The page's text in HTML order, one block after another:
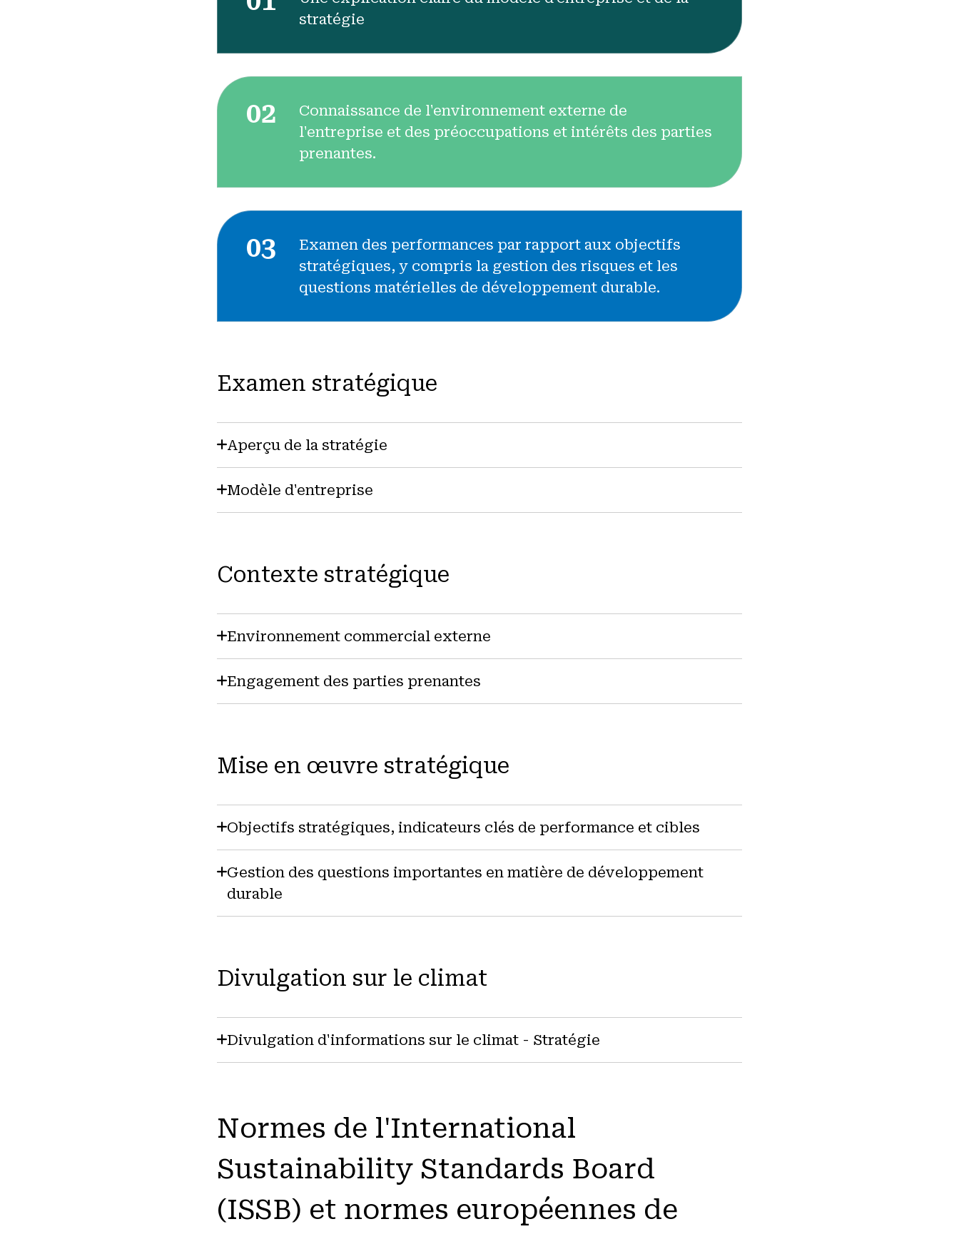
4.6 Divulgation d'informations sur le climat - Mesures et objectifs
stratégie
02
Connaissance de l'environnement externe de
l'entreprise et des préoccupations et intérêts des parties
prenantes.
03
Examen des performances par rapport aux objectifs
stratégiques, y compris la gestion des risques et les
questions matérielles de développement durable.
Examen stratégique
Aperçu de la stratégie
Modèle d'entreprise
Contexte stratégique
Environnement commercial externe
Engagement des parties prenantes
Mise en œuvre stratégique
Objectifs stratégiques, indicateurs clés de performance et cibles
Gestion des questions importantes en matière de développement
durable
Divulgation sur le climat
Divulgation d'informations sur le climat - Stratégie
Normes de l'International
Sustainability Standards Board
(ISSB) et normes européennes de